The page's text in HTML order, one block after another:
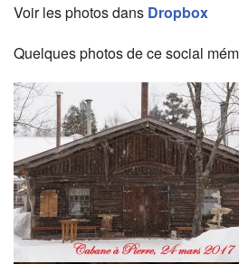
Voir les photos dans Dropbox
Quelques photos de ce social